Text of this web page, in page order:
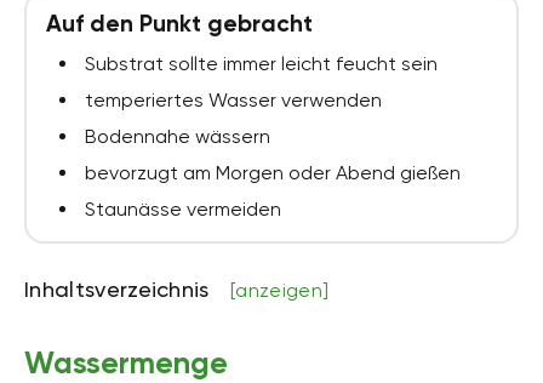
Auf den Punkt gebracht
Substrat sollte immer leicht feucht sein
temperiertes Wasser verwenden
Bodennahe wässern
bevorzugt am Morgen oder Abend gießen
Staunässe vermeiden
Inhaltsverzeichnis [anzeigen]
Wassermenge